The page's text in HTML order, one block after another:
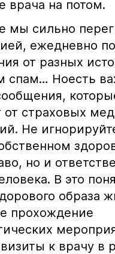
врача на потом.
мы сильно
ежедневно
от разных
спам… Ноесть
от страховых
Не
но и
В это
образа
прохождение
к врачу в